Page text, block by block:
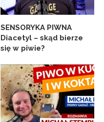
SENSORYKA PIWNA
Diacetyl – skąd bierze
się w piwie?